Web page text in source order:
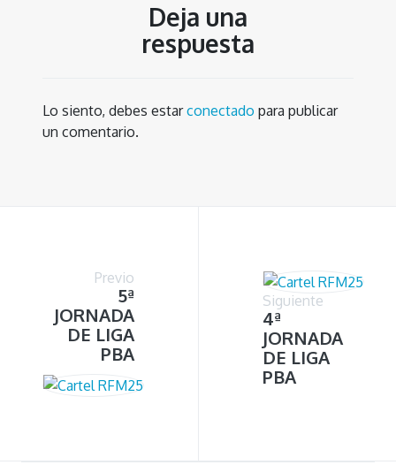
Deja una
respuesta
Lo siento, debes estarconectado para publicar
un comentario.
Previo
5ª
JORNADA
DE LIGA
PBA
Siguiente
4ª
JORNADA
DE LIGA
PBA